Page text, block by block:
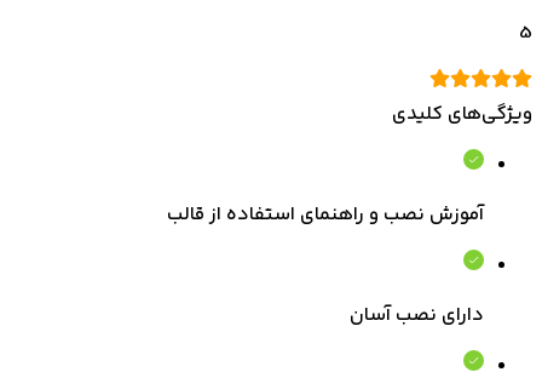
5
ویژگی‌های کلیدی
آموزش نصب و راهنمای استفاده از قالب
دارای نصب آسان